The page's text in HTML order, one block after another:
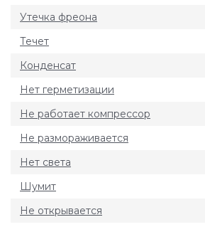
Утечка фреона
Течет
Конденсат
Нет герметизации
Не работает компрессор
Не размораживается
Нет света
Шумит
Не открывается